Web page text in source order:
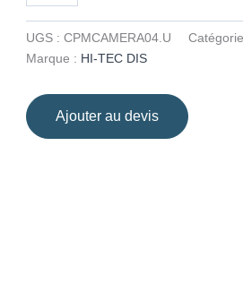
Piéton
SH‑61
Full
HD
1296P
UGS : CPMCAMERA04.U
Marque : HI-TEC DIS
Ajouter au devis